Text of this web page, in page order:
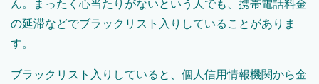
ん。まったく心当たりがないという人でも、携帯電話料金
の延滞などでブラックリスト入りしていることがありま
す。
ブラックリスト入りしていると、個人信用情報機関から金